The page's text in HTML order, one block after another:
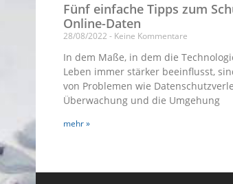
Fünf einfache Tipps zum
Online-Daten
28/08/2022 Keine Kommentare
In dem Maße, in dem die
Leben immer stärker beeinflusst,
von Problemen wie
Überwachung und die Umgehung
mehr »